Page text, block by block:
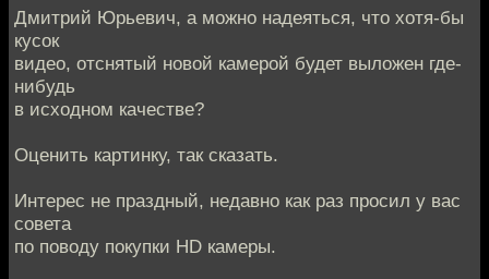
Дмитрий Юрьевич, а можно надеяться, что хотя-бы
кусок
видео, отснятый новой камерой будет выложен где-
нибудь
в исходном качестве?
Оценить картинку, так сказать.
Интерес не праздный, недавно как раз просил у вас
совета
по поводу покупки HD камеры.